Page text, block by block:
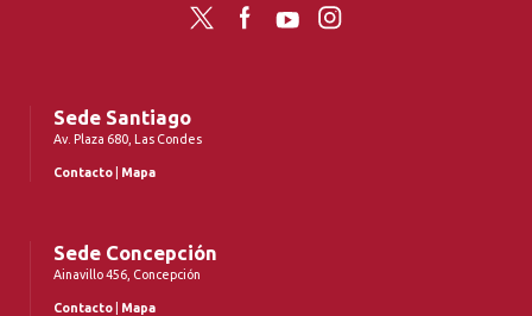
Twitter FacebookYouTubeInstagram
Sede Santiago
Av. Plaza 680, Las Condes
Contacto Mapa
Sede Concepción
Ainavillo 456, Concepción
Contacto Mapa